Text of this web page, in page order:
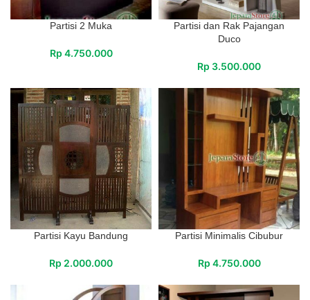
Partisi 2 Muka
Rp 4.750.000
Partisi dan Rak Pajangan
Duco
Rp 3.500.000
Partisi Kayu Bandung
Rp 2.000.000
Partisi Minimalis Cibubur
Rp 4.750.000